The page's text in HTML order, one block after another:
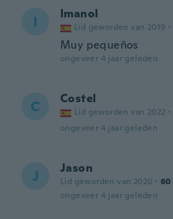
I Imanol
Lid geworden van 2019 ·
Muy pequeños
ongeveer 4 jaar geleden
C Costel
Lid geworden van 2022 ·
ongeveer 4 jaar geleden
J Jason
Lid geworden van 2020 · 60
ongeveer 4 jaar geleden